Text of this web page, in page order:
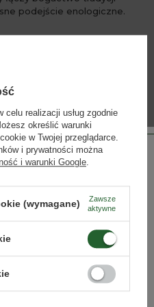
podejście enologiczne.
PRODUCENTA
producenta
18 lat?
NIE
realizacji usług zgodnie
określić warunki
w Twojej przeglądarce.
i prywatności można
i warunki Google.
(wymagane)
Zawsze
aktywne